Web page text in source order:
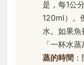
是，每1公
120ml）。
水。如果
「一杯水
蒸的時間